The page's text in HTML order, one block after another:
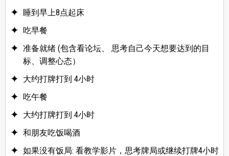
睡到早上8点起床
吃早餐
准备就绪 (包含看论坛、 思考自己今天想要达到的目
标、调整心态）
大约打牌打到 4小时
吃午餐
大约打牌打到 4小时
和朋友吃饭喝酒
如果没有饭局: 看教学影片，思考牌局或继续打牌4小时